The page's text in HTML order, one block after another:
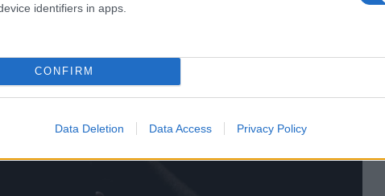
identifiers in apps.
CONFIRM
Data Deletion Data Access Privacy Policy